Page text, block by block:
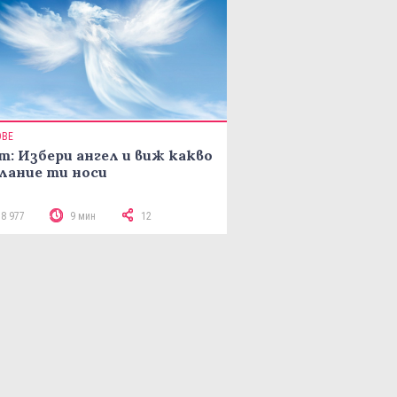
Избери ангел и виж какво
ти носи
977 9 мин 12